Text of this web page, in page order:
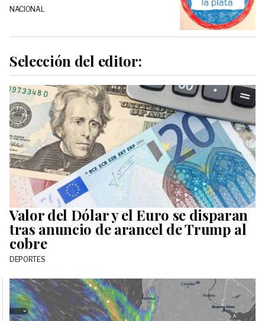
NACIONAL
Selección del editor:
Valor del Dólar y el Euro se disparan
tras anuncio de arancel de Trump al
cobre
DEPORTES